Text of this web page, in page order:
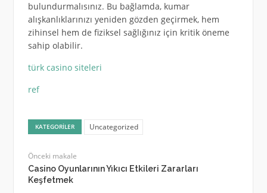
bulundurmalısınız. Bu bağlamda, kumar
alışkanlıklarınızı yeniden gözden geçirmek, hem
zihinsel hem de fiziksel sağlığınız için kritik öneme
sahip olabilir.
türk casino siteleri
ref
KATEGORILER Uncategorized
Önceki makale
Casino Oyunlarının Yıkıcı Etkileri Zararları
Keşfetmek